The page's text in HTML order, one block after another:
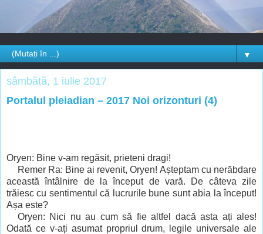
▼
sâmbătă, 1 iulie 2017
Portalul pleiadian – 2017 Noi orizonturi (4)
Oryen: Bine v-am regăsit, prieteni dragi!
Remer Ra: Bine ai revenit, Oryen! Așteptam cu nerăbdare
această întâlnire de la început de vară. De câteva zile
trăiesc cu sentimentul că lucrurile bune sunt abia la început!
Așa este?
Oryen: Nici nu au cum să fie altfel dacă asta ați ales!
Odată ce v-ați asumat propriul drum, legile universale ale